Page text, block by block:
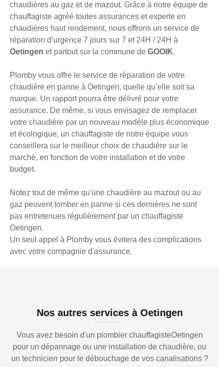
chaudières au gaz et de mazout. Grâce à notre équipe de
chauffagiste agréé toutes assurances et experte en
chaudières haut rendement, nous offrons un service de
réparation d’urgence 7 jours sur 7 et 24H / 24H à
Oetingen et partout sur la commune de GOOIK.
Plomby vous offre le service de réparation de votre
chaudière en panne à Oetingen, quelle qu’elle soit sa
marque. Un rapport pourra être délivré pour votre
assurance. De même, si vous envisagez de remplacer
votre chaudière par un nouveau modèle plus économique
et écologique, un chauffagiste de notre équipe vous
conseillera sur le meilleur choix de chaudière sur le
marché, en fonction de votre installation et de votre
budget.
Notez tout de même qu'une chaudière au mazout ou au
gaz peuvent tomber en panne si ces dernières ne sont
pas entretenues régulièrement par un chauffagiste
Oetingen.
Un seul appel à Plomby vous évitera des complications
avec votre compagnie d'assurance.
Nos autres services à Oetingen
Vous avez besoin d'un plombier chauffagisteOetingen
pour un dépannage ou une installation de chaudière, ou
un technicien pour le débouchage de vos canalisations ?